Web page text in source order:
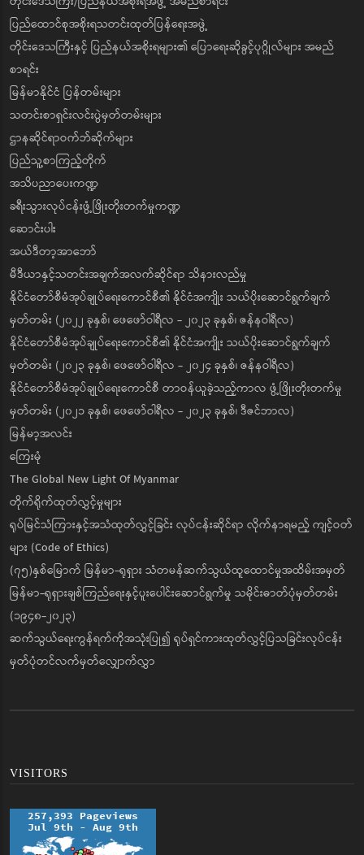
ပြည်ထောင်စုအစိုးရသတင်းထုတ်ပြန်ရေးအဖွဲ့
တိုင်းဒေသကြီးနှင့် ပြည်နယ်အစိုးရများ၏ ပြောရေးဆိုခွင့်ပုဂ္ဂိုလ်များ အမည်
စာရင်း
မြန်မာနိုင်ငံ ပြန်တမ်းများ
သတင်းစာရှင်းလင်းပွဲမှတ်တမ်းများ
ဌာနဆိုင်ရာဝက်ဘ်ဆိုက်များ
ပြည်သူ့စာကြည့်တိုက်
အသိပညာပေးကဏ္ဍ
ခရီးသွားလုပ်ငန်းဖွံ့ဖြိုးတိုးတက်မှုကဏ္ဍ
ဆောင်းပါး
အယ်ဒီတာ့အာဘော်
မီဒီယာနှင့်သတင်းအချက်အလက်ဆိုင်ရာ သိနားလည်မှု
နိုင်ငံတော်စီမံအုပ်ချုပ်ရေးကောင်စီ၏ နိုင်ငံအကျိုး သယ်ပိုးဆောင်ရွက်ချက်
မှတ်တမ်း (၂၀၂၂ ခုနှစ်၊ ဖေဖော်ဝါရီလ - ၂၀၂၃ ခုနှစ်၊ ဇန်နဝါရီလ)
နိုင်ငံတော်စီမံအုပ်ချုပ်ရေးကောင်စီ၏ နိုင်ငံအကျိုး သယ်ပိုးဆောင်ရွက်ချက်
မှတ်တမ်း (၂၀၂၃ ခုနှစ်၊ ဖေဖော်ဝါရီလ - ၂၀၂၄ ခုနှစ်၊ ဇန်နဝါရီလ)
နိုင်ငံတော်စီမံအုပ်ချုပ်ရေးကောင်စီ တာဝန်ယူခဲ့သည့်ကာလ ဖွံ့ဖြိုးတိုးတက်မှု
မှတ်တမ်း (၂၀၂၁ ခုနှစ်၊ ဖေဖော်ဝါရီလ - ၂၀၂၃ ခုနှစ်၊ ဒီဇင်ဘာလ)
မြန်မာ့အလင်း
ကြေးမုံ
The Global New Light Of Myanmar
တိုက်ရိုက်ထုတ်လွှင့်မှုများ
ရုပ်မြင်သံကြားနှင့်အသံထုတ်လွှင့်ခြင်း လုပ်ငန်းဆိုင်ရာ လိုက်နာရမည့် ကျင့်ဝတ်
များ (Code of Ethics)
(၇၅)နှစ်မြောက် မြန်မာ-ရုရှား သံတမန်ဆက်သွယ်ထူထောင်မှုအထိမ်းအမှတ်
မြန်မာ-ရုရှားချစ်ကြည်ရေးနှင့်ပူးပေါင်းဆောင်ရွက်မှု သမိုင်းဓာတ်ပုံမှတ်တမ်း
(၁၉၄၈-၂၀၂၃)
ဆက်သွယ်ရေးကွန်ရက်ကိုအသုံးပြု၍ ရုပ်ရှင်ကားထုတ်လွှင့်ပြသခြင်းလုပ်ငန်း
မှတ်ပုံတင်လက်မှတ်လျှောက်လွှာ
VISITORS